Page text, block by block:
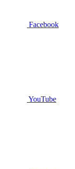
Facebook
YouTube